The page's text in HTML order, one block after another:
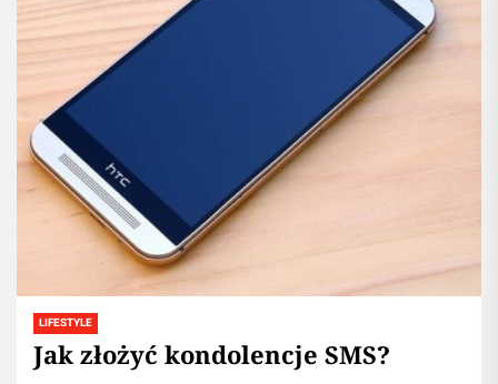
LIFESTYLE
Jak złożyć kondolencje SMS?